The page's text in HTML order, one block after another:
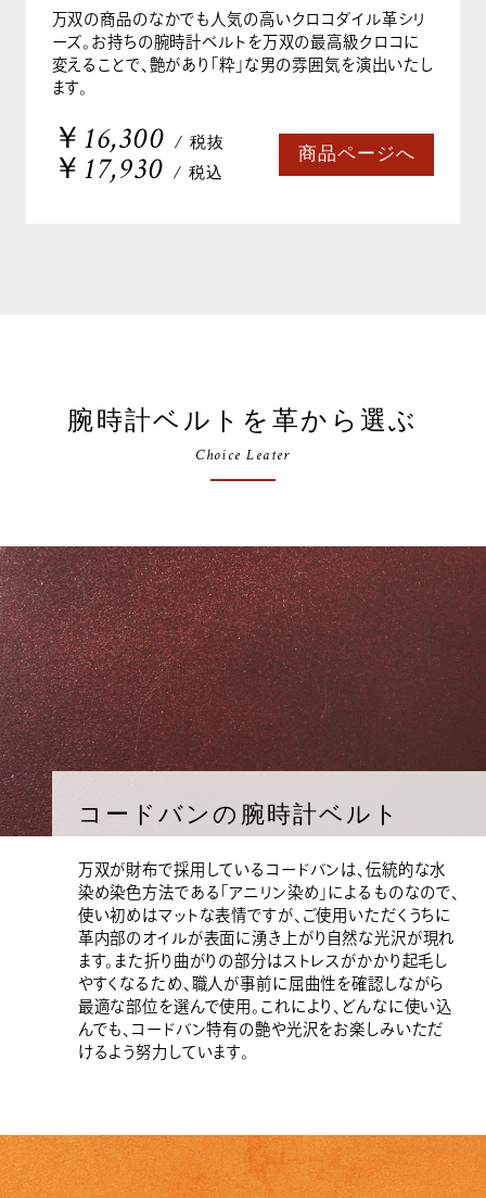
万双の商品のなかでも人気の高いクロコダイル革シリ
ーズ。お持ちの腕時計ベルトを万双の最高級クロコに
変えることで、艶があり「粋」な男の雰囲気を演出いたし
ます。
￥16,300 / 税抜
￥17,930 / 税込
商品ページへ
腕時計ベルトを革から選ぶ
Choice Leater
コードバンの腕時計ベルト
万双が財布で採用しているコードバンは、伝統的な水
染め染色方法である「アニリン染め」によるものなので、
使い初めはマットな表情ですが、ご使用いただくうちに
革内部のオイルが表面に湧き上がり自然な光沢が現れ
ます。また折り曲がりの部分はストレスがかかり起毛し
やすくなるため、職人が事前に屈曲性を確認しながら
最適な部位を選んで使用。これにより、どんなに使い込
んでも、コードバン特有の艶や光沢をお楽しみいただ
けるよう努力しています。